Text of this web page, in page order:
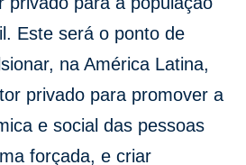
Este será o ponto de
na América Latina,
privado para promover a
e social das pessoas
forçada, e criar